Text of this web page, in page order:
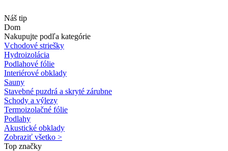
Náš tip
Dom
Nakupujte podľa kategórie
Vchodové striešky
Hydroizolácia
Podlahové fólie
Interiérové obklady
Sauny
Stavebné puzdrá a skryté zárubne
Schody a výlezy
Termoizolačné fólie
Podlahy
Akustické obklady
Zobraziť všetko >
Top značky